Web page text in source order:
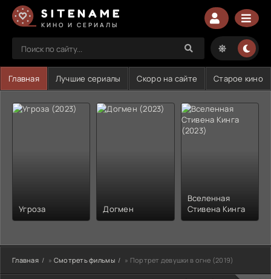
SITENAME
КИНО И СЕРИАЛЫ
Главная Лучшие сериалы Скоро на сайте Старое кино
Угроза Догмен
Вселенная
Стивена Кинга
Главная » Смотреть фильмы » Портрет девушки в огне (2019)